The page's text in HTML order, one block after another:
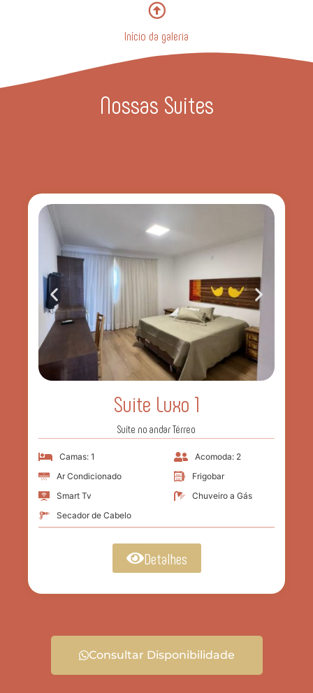
Início da galeria
Nossas Suites
Suite Luxo 1
Suíte no andar Térreo
Camas: 1
Acomoda: 2
Ar Condicionado
Frigobar
Smart Tv
Chuveiro a Gás
Secador de Cabelo
Detalhes
Consultar Disponibilidade